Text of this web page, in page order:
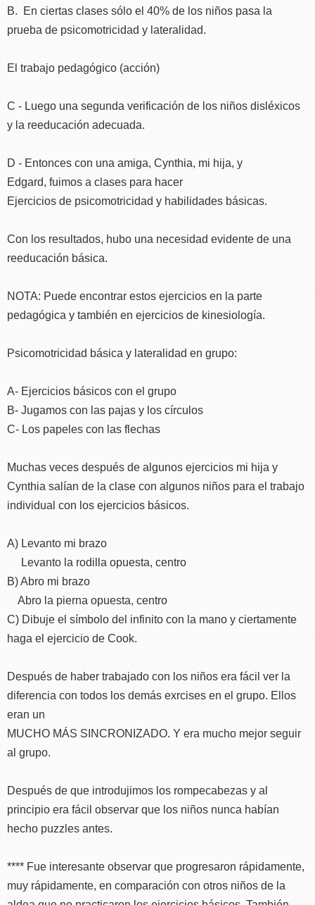
B. En ciertas clases sólo el 40% de los niños pasa la
prueba de psicomotricidad y lateralidad.
El trabajo pedagógico (acción)
C - Luego una segunda verificación de los niños disléxicos
y la reeducación adecuada.
D - Entonces con una amiga, Cynthia, mi hija, y
Edgard, fuimos a clases para hacer
Ejercicios de psicomotricidad y habilidades básicas.
Con los resultados, hubo una necesidad evidente de una
reeducación básica.
NOTA: Puede encontrar estos ejercicios en la parte
pedagógica y también en ejercicios de kinesiología.
Psicomotricidad básica y lateralidad en grupo:
A- Ejercicios básicos con el grupo
B- Jugamos con las pajas y los círculos
C- Los papeles con las flechas
Muchas veces después de algunos ejercicios mi hija y
Cynthia salían de la clase con algunos niños para el trabajo
individual con los ejercicios básicos.
A) Levanto mi brazo
Levanto la rodilla opuesta, centro
B) Abro mi brazo
Abro la pierna opuesta, centro
C) Dibuje el símbolo del infinito con la mano y ciertamente
haga el ejercicio de Cook.
Después de haber trabajado con los niños era fácil ver la
diferencia con todos los demás exrcises en el grupo. Ellos
eran un
MUCHO MÁS SINCRONIZADO. Y era mucho mejor seguir
al grupo.
Después de que introdujimos los rompecabezas y al
principio era fácil observar que los niños nunca habían
hecho puzzles antes.
**** Fue interesante observar que progresaron rápidamente,
muy rápidamente, en comparación con otros niños de la